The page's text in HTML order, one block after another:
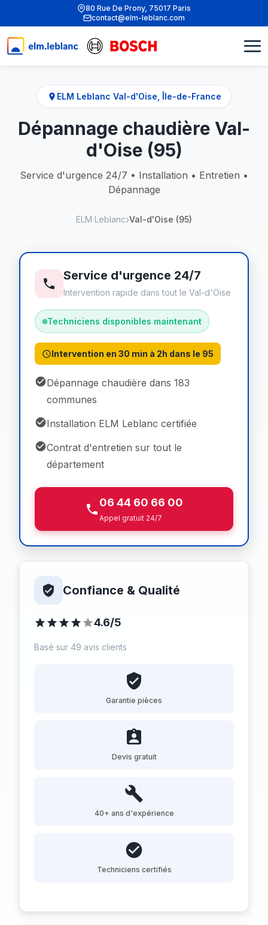
80 Rue De Prony, 75017 Paris
contact@elm-leblanc.com
ELM Leblanc Val-d'Oise, Île-de-France
Dépannage chaudière Val-
d'Oise (95)
Service d'urgence 24/7 • Installation • Entretien •
Dépannage
ELM Leblanc Val-d'Oise (95)
Service d'urgence 24/7
Intervention rapide dans tout le Val-d'Oise
Techniciens disponibles maintenant
Intervention en 30 min à 2h dans le 95
Dépannage chaudière dans 183
communes
Installation ELM Leblanc certifiée
Contrat d'entretien sur tout le
département
06 44 60 66 00
Appel gratuit 24/7
Confiance & Qualité
4.6/5
Basé sur 49 avis clients
Garantie pièces
Devis gratuit
40+ ans d'expérience
Techniciens certifiés